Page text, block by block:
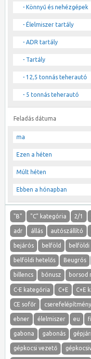
- Könnyű és nehézgépek
- Élelmiszer tartály
- ADR tartály
- Tartály
- 12,5 tonnás teherautó
- 5 tonnás teherautó
Feladás dátuma
ma
Ezen a héten
Múlt héten
Ebben a hónapban
"B" "C" kategória 2/1
adr állás autószállító
bejárós belföld belföldi
belföldi hetelős Beugrós
billencs bónusz borsod
C-E kategória C+E C+E
CE sofőr cserefelépítmény
ebner élelmiszer eu
gabona gabonás
gépkocsi vezető